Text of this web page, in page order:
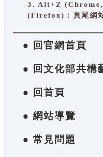
3. Alt+Z
(Firefox)：頁尾網
● 回官網首頁
● 回文化部共構
● 回首頁
● 網站導覽
● 常見問題